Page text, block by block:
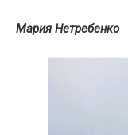
Мария Нетребенко